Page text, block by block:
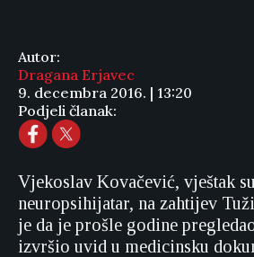
Autor:
Dragana Erjavec
9. decembra 2016. | 13:20
Podjeli članak:
Vjekoslav Kovačević, vještak
neuropsihijatar, na zahtijev
je da je prošle godine
izvršio uvid u medicinsku